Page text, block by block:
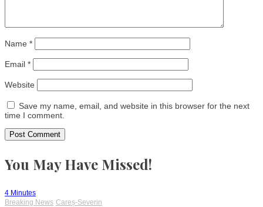
Name *
Email *
Website
Save my name, email, and website in this browser for the next
time I comment.
You May Have Missed!
4 Minutes
Breaking News Careș-Severin